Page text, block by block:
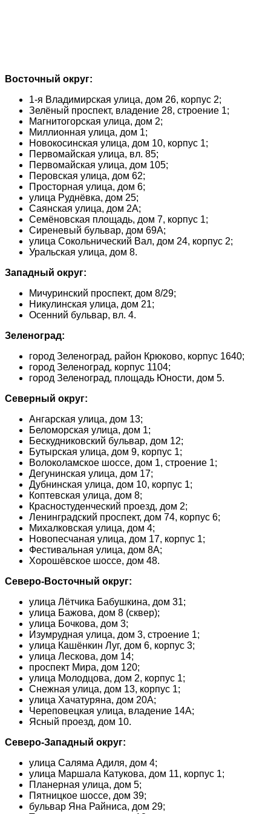
Восточный округ:
1-я Владимирская улица, дом 26, корпус 2;
Зелёный проспект, владение 28, строение 1;
Магнитогорская улица, дом 2;
Миллионная улица, дом 1;
Новокосинская улица, дом 10, корпус 1;
Первомайская улица, вл. 85;
Первомайская улица, дом 105;
Перовская улица, дом 62;
Просторная улица, дом 6;
улица Руднёвка, дом 25;
Саянская улица, дом 2А;
Семёновская площадь, дом 7, корпус 1;
Сиреневый бульвар, дом 69А;
улица Сокольнический Вал, дом 24, корпус 2;
Уральская улица, дом 8.
Западный округ:
Мичуринский проспект, дом 8/29;
Никулинская улица, дом 21;
Осенний бульвар, вл. 4.
Зеленоград:
город Зеленоград, район Крюково, корпус 1640;
город Зеленоград, корпус 1104;
город Зеленоград, площадь Юности, дом 5.
Северный округ:
Ангарская улица, дом 13;
Беломорская улица, дом 1;
Бескудниковский бульвар, дом 12;
Бутырская улица, дом 9, корпус 1;
Волоколамское шоссе, дом 1, строение 1;
Дегунинская улица, дом 17;
Дубнинская улица, дом 10, корпус 1;
Коптевская улица, дом 8;
Красностуденческий проезд, дом 2;
Ленинградский проспект, дом 74, корпус 6;
Михалковская улица, дом 4;
Новопесчаная улица, дом 17, корпус 1;
Фестивальная улица, дом 8А;
Хорошёвское шоссе, дом 48.
Северо-Восточный округ:
улица Лётчика Бабушкина, дом 31;
улица Бажова, дом 8 (сквер);
улица Бочкова, дом 3;
Изумрудная улица, дом 3, строение 1;
улица Кашёнкин Луг, дом 6, корпус 3;
улица Лескова, дом 14;
проспект Мира, дом 120;
улица Молодцова, дом 2, корпус 1;
Снежная улица, дом 13, корпус 1;
улица Хачатуряна, дом 20А;
Череповецкая улица, владение 14А;
Ясный проезд, дом 10.
Северо-Западный округ:
улица Саляма Адиля, дом 4;
улица Маршала Катукова, дом 11, корпус 1;
Планерная улица, дом 5;
Пятницкое шоссе, дом 39;
бульвар Яна Райниса, дом 29;